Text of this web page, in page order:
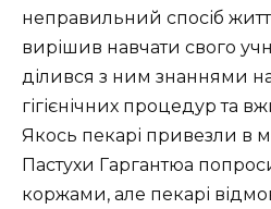
неправильний спосіб
вирішив навчати свого
ділився з ним знаннями
гігієнічних процедур та
Якось пекарі привезли в
Пастухи Гаргантюа
коржами, але пекарі